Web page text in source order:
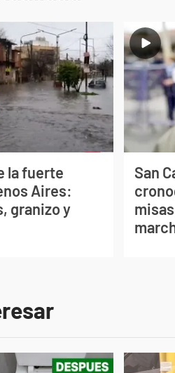
la fuerte
Aires:
granizo y
San